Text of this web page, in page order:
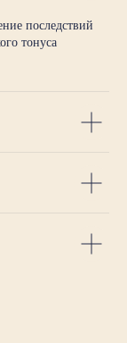
последствий
тонуса